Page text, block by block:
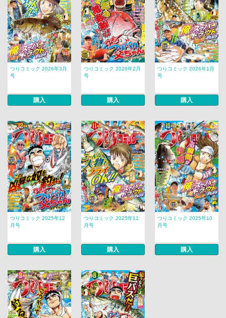
つりコミック 2026年3月
号
購入
つりコミック 2026年2月
号
購入
つりコミック 2026年1月
号
購入
つりコミック 2025年12
月号
購入
つりコミック 2025年11
月号
購入
つりコミック 2025年10
月号
購入